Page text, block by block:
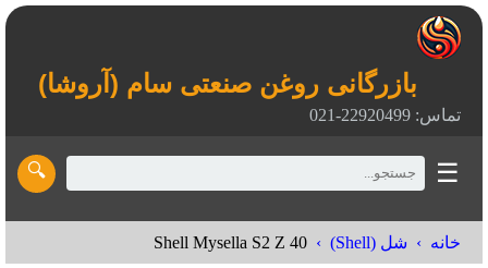
بازرگانی روغن صنعتی سام (آروشا)
تماس: 22920499-021
☰
🔍
خانه شل (Shell) Shell Mysella S2 Z 40